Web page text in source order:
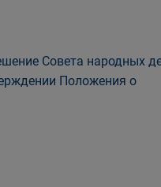
Совета народных
Положения о